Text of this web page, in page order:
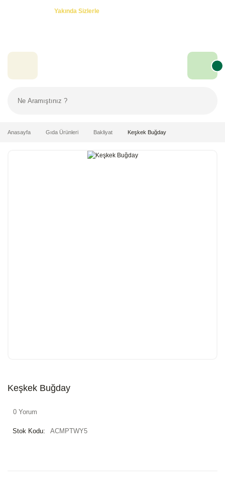
Yakında Sizlerle
Anasayfa Gıda Ürünleri Bakliyat Keşkek Buğday
Keşkek Buğday
0 Yorum
Stok Kodu: ACMPTWY5